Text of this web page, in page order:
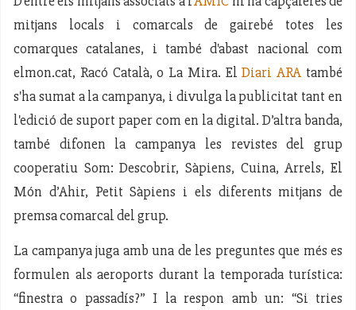
mitjans locals i comarcals de gairebé totes les
comarques catalanes, i també d'abast nacional com
elmon.cat, Racó Català, o La Mira. El Diari ARA també
s'ha sumat a la campanya, i divulga la publicitat tant en
l'edició de suport paper com en la digital. D’altra banda,
també difonen la campanya les revistes del grup
cooperatiu Som: Descobrir, Sàpiens, Cuina, Arrels, El
Món d’Ahir, Petit Sàpiens i els diferents mitjans de
premsa comarcal del grup.
La campanya juga amb una de les preguntes que més es
formulen als aeroports durant la temporada turística:
“finestra o passadís?” I la respon amb un: “Si tries